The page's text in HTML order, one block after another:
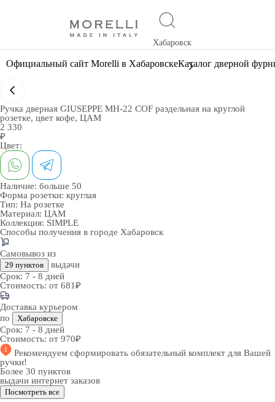
Хабаровск
Официальный сайт Morelli в ХабаровскеКаталог дверной
Ручка дверная GIUSEPPE MH-22 COF раздельная на круглой
розетке, цвет кофе, ЦАМ
2 330
₽
Цвет:
Наличие: больше 50
Форма розетки: круглая
Тип: На розетке
Материал: ЦАМ
Коллекция: SIMPLE
Способы получения в городе Хабаровск
Самовывоз из
29 пунктов
выдачи
Срок: 7 - 8 дней
Стоимость: от 681₽
Доставка курьером
по
Хабаровске
Срок: 7 - 8 дней
Стоимость: от 970₽
Рекомендуем сформировать обязательный комплект для Вашей
ручки!
Более 30 пунктов
выдачи интернет заказов
Посмотреть все